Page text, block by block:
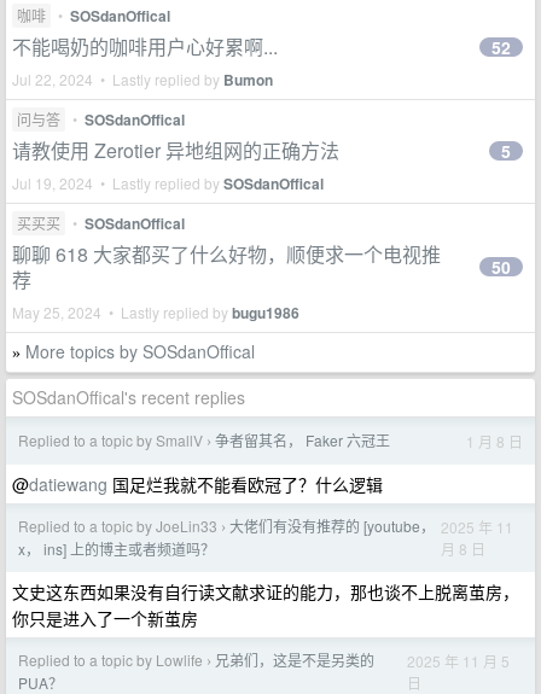
咖啡 • SOSdanOffical
不能喝奶的咖啡用户心好累啊...
Jul 22, 2024 • Lastly replied by Bumon
52
问与答 • SOSdanOffical
请教使用 Zerotier 异地组网的正确方法
Jul 19, 2024 • Lastly replied bySOSdanOffical
5
买买买 • SOSdanOffical
聊聊 618 大家都买了什么好物，顺便求一个电视推
荐
May 25, 2024 • Lastly replied bybugu1986
50
» More topics by SOSdanOffical
SOSdanOffical's recent replies
Replied to a topic by SmallV › 争者留其名， Faker 六冠王 1 月 8 日
@datiewang 国足烂我就不能看欧冠了？什么逻辑
Replied to a topic by JoeLin33 › 大佬们有没有推荐的 [youtube，
x， ins] 上的博主或者频道吗？
2025 年 11
月 8 日
文史这东西如果没有自行读文献求证的能力，那也谈不上脱离茧房，
你只是进入了一个新茧房
Replied to a topic by Lowlife › 兄弟们，这是不是另类的
PUA？
2025 年 11 月 5
日